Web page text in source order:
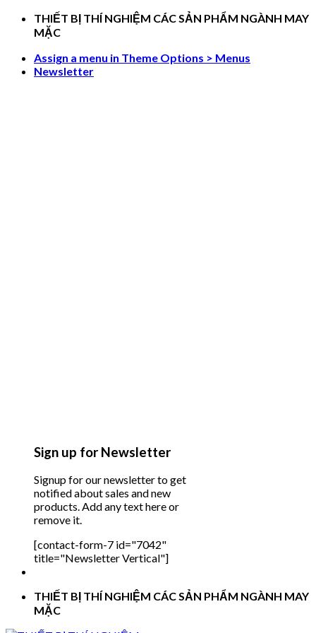
Skip
THIẾT BỊ THÍ NGHIỆM CÁC SẢN PHẨM NGÀNH MAY
MẶC
Assign a menu in Theme Options > Menus
Newsletter
Sign up for Newsletter
Signup for our newsletter to get
notified about sales and new
products. Add any text here or
remove it.
[contact-form-7 id="7042"
title="Newsletter Vertical"]
THIẾT BỊ THÍ NGHIỆM CÁC SẢN PHẨM NGÀNH MAY
MẶC